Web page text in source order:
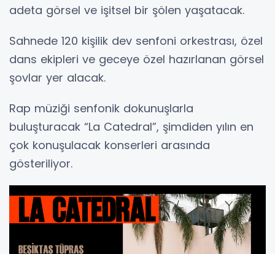
adeta görsel ve işitsel bir şölen yaşatacak.
Sahnede 120 kişilik dev senfoni orkestrası, özel
dans ekipleri ve geceye özel hazırlanan görsel
şovlar yer alacak.
Rap müziği senfonik dokunuşlarla
buluşturacak “La Catedral”, şimdiden yılın en
çok konuşulacak konserleri arasında
gösteriliyor.